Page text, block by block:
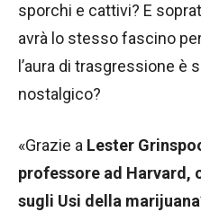
sporchi e cattivi? E
avrà lo stesso fascino
l’aura di trasgressione è
nostalgico?
«Grazie a Lester
professore ad Harvard,
sugli Usi della